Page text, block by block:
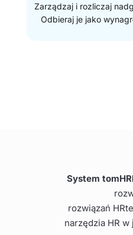
Zarządzaj i rozliczaj
Odbieraj je jako
System
rozwiązań
narzędzia HR